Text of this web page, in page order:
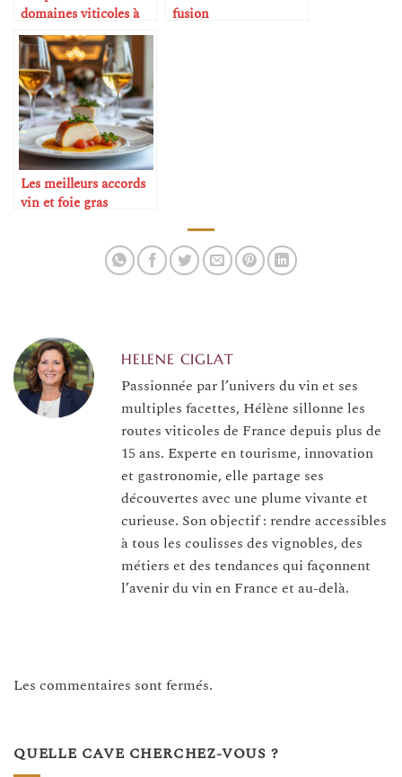
domaines viticoles à
visiter
fusion
Les meilleurs accords
vin et foie gras
HELENE CIGLAT
Passionnée par l’univers du vin et ses
multiples facettes, Hélène sillonne les
routes viticoles de France depuis plus de
15 ans. Experte en tourisme, innovation
et gastronomie, elle partage ses
découvertes avec une plume vivante et
curieuse. Son objectif : rendre accessibles
à tous les coulisses des vignobles, des
métiers et des tendances qui façonnent
l’avenir du vin en France et au-delà.
Les commentaires sont fermés.
QUELLE CAVE CHERCHEZ-VOUS ?